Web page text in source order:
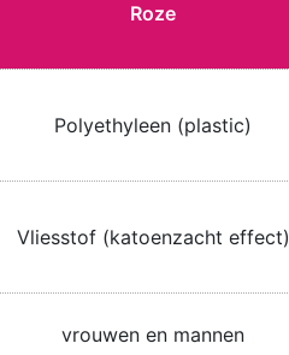
Roze
Polyethyleen (plastic)
Vliesstof (katoenzacht effect)
vrouwen en mannen